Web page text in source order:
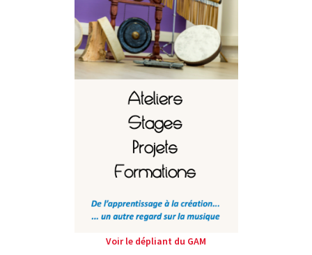
Voir le dépliant du GAM